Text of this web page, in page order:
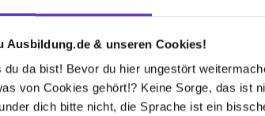
Ausbildung.de & unseren Cookies!
du da bist! Bevor du hier ungestört
von Cookies gehört!? Keine Sorge, das ist
dich bitte nicht, die Sprache ist ein
Arbeit (B.A.) - Infanterix -
Krippen & Kindergärten